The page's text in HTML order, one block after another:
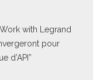
with Legrand
pour
d’API”